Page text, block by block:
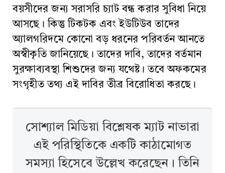
বয়সীদের জন্য সরাসরি চ্যাট বন্ধ করার সুবিধা নিয়ে
আসছে। কিন্তু টিকটক এবং ইউটিউব তাদের
অ্যালগরিদমে কোনো বড় ধরনের পরিবর্তন আনতে
অস্বীকৃতি জানিয়েছে। তাদের দাবি, তাদের বর্তমান
সুরক্ষাব্যবস্থা শিশুদের জন্য যথেষ্ট। তবে অফকমের
সংগৃহীত তথ্য এই দাবির তীব্র বিরোধিতা করছে।
সোশ্যাল মিডিয়া বিশ্লেষক ম্যাট নাভারা
এই পরিস্থিতিকে একটি কাঠামোগত
সমস্যা হিসেবে উল্লেখ করেছেন। তিনি